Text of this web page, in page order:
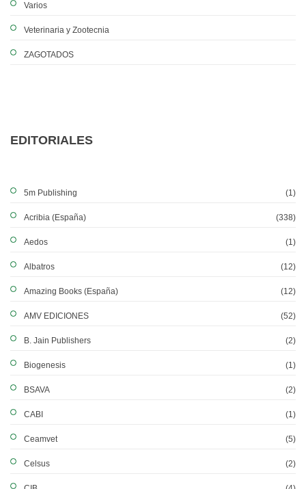
Varios
Veterinaria y Zootecnia
ZAGOTADOS
EDITORIALES
5m Publishing (1)
Acribia (España) (338)
Aedos (1)
Albatros (12)
Amazing Books (España) (12)
AMV EDICIONES (52)
B. Jain Publishers (2)
Biogenesis (1)
BSAVA (2)
CABI (1)
Ceamvet (5)
Celsus (2)